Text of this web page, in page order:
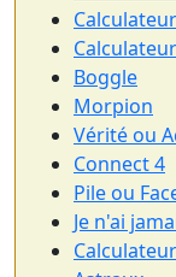
Boggle
Morpion
Vérité ou
Connect 4
Pile ou
Je n'ai